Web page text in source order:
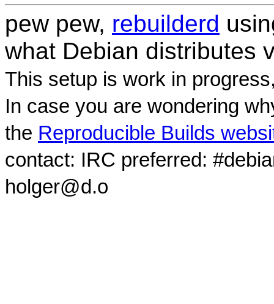
pew pew, rebuilderd
what Debian distributes
This setup is work in
In case you are wondering
the Reproducible Builds
contact: IRC preferred:
holger@d.o